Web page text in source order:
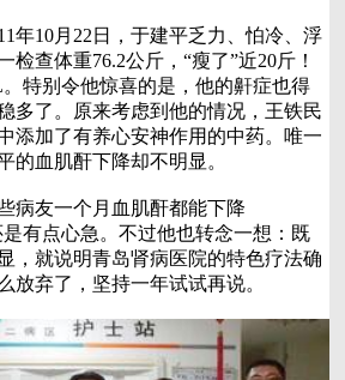
10月22日，于建平乏力、怕冷、浮
检查体重76.2公斤，“瘦了”近20斤！
。特别令他惊喜的是，他的鼾症也得
多了。原来考虑到他的情况，王铁民
添加了有养心安神作用的中药。唯一
的血肌酐下降却不明显。
友一个月血肌酐都能下降
是有点心急。不过他也转念一想：既
，就说明青岛肾病医院的特色疗法确
放弃了，坚持一年试试再说。